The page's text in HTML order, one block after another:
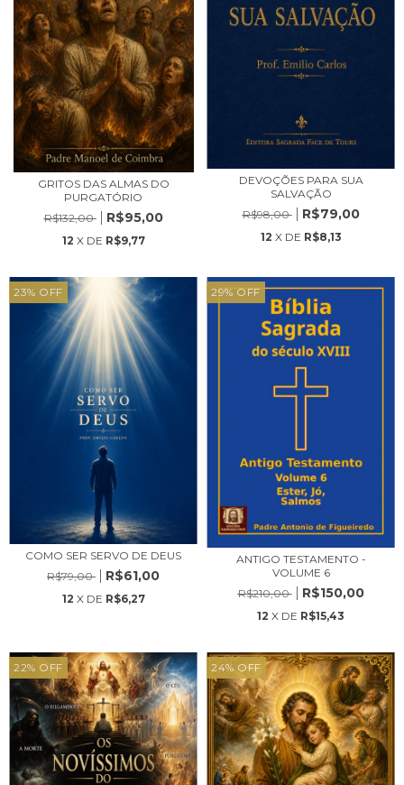
GRITOS DAS ALMAS DO
PURGATÓRIO
R$132,00
R$95,00
12 X DE R$9,77
DEVOÇÕES PARA SUA
SALVAÇÃO
R$98,00
R$79,00
12 X DE R$8,13
23% OFF
COMO SER SERVO DE DEUS
R$79,00
R$61,00
12 X DE R$6,27
29% OFF
ANTIGO TESTAMENTO -
VOLUME 6
R$210,00
R$150,00
12 X DE R$15,43
22% OFF 24% OFF